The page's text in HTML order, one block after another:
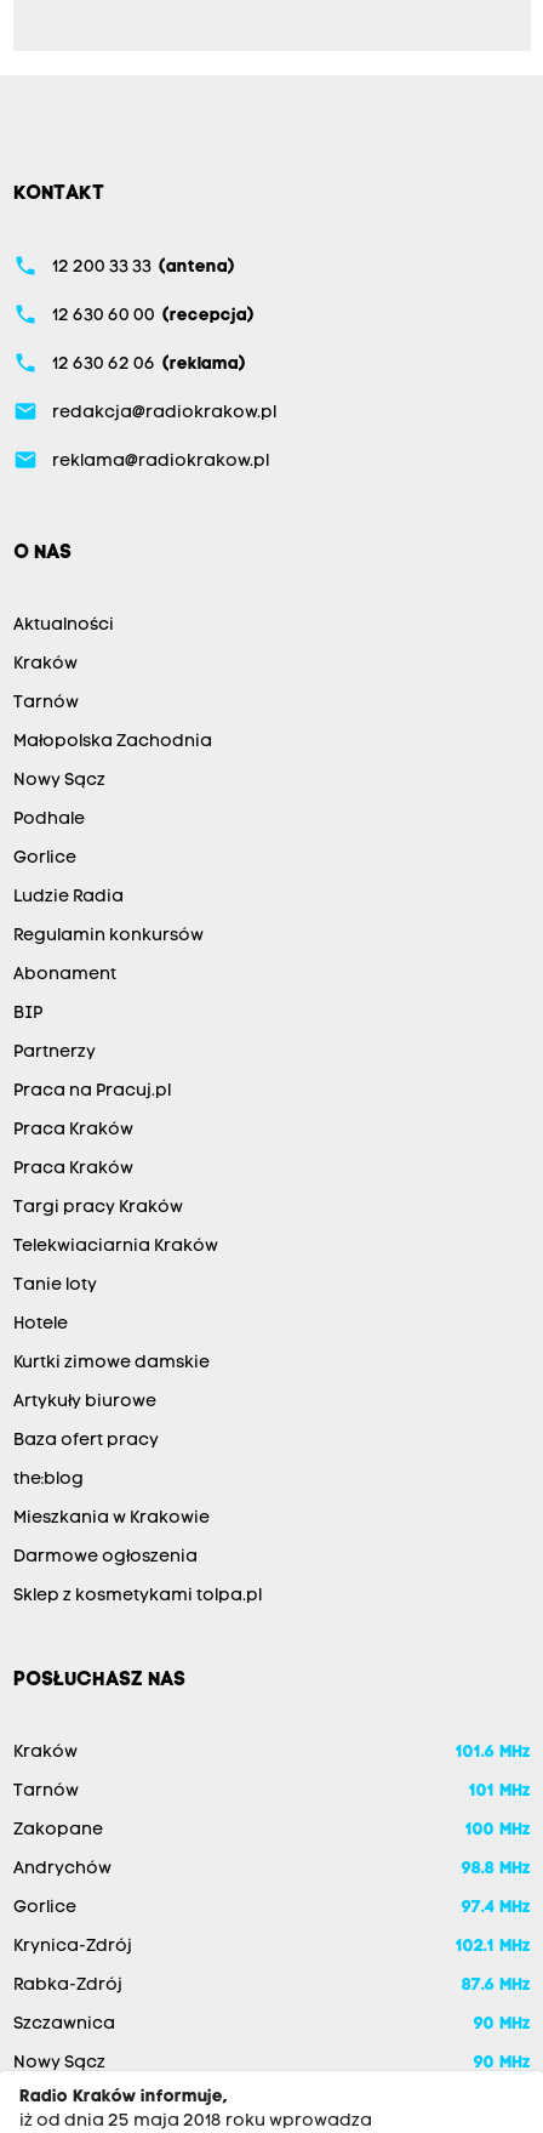
KONTAKT
phone 12 200 33 33 (antena)
phone 12 630 60 00 (recepcja)
phone 12 630 62 06 (reklama)
email redakcja@radiokrakow.pl
email reklama@radiokrakow.pl
O NAS
Aktualności
Kraków
Tarnów
Małopolska Zachodnia
Nowy Sącz
Podhale
Gorlice
Ludzie Radia
Regulamin konkursów
Abonament
BIP
Partnerzy
Praca na Pracuj.pl
Praca Kraków
Praca Kraków
Targi pracy Kraków
Telekwiaciarnia Kraków
Tanie loty
Hotele
Kurtki zimowe damskie
Artykuły biurowe
Baza ofert pracy
the:blog
Mieszkania w Krakowie
Darmowe ogłoszenia
Sklep z kosmetykami tolpa.pl
POSŁUCHASZ NAS
Kraków 101.6 MHz
Tarnów 101 MHz
Zakopane 100 MHz
Andrychów 98.8 MHz
Gorlice 97.4 MHz
Krynica-Zdrój 102.1 MHz
Rabka-Zdrój 87.6 MHz
Szczawnica 90 MHz
Nowy Sącz
90 MHz
Radio Kraków informuje,
iż od dnia 25 maja 2018 roku wprowadza